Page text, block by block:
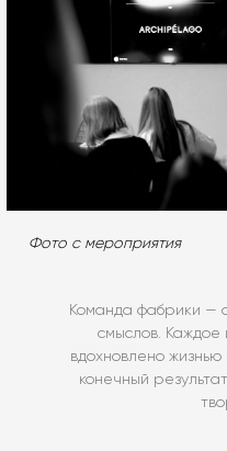
Фото с мероприятия
Команда фабрики —
смыслов. Каждое
вдохновлено
конечный